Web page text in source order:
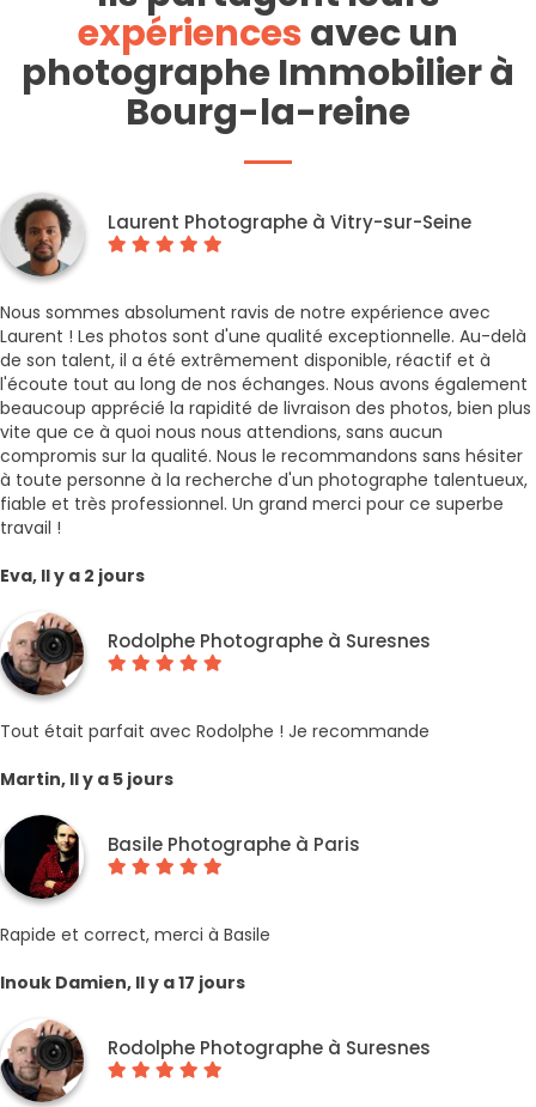
expériencesavec un
photographe Immobilier à
Bourg-la-reine
Laurent Photographe à Vitry-sur-Seine
Nous sommes absolument ravis de notre expérience avec
Laurent ! Les photos sont d'une qualité exceptionnelle. Au-delà
de son talent, il a été extrêmement disponible, réactif et à
l'écoute tout au long de nos échanges. Nous avons également
beaucoup apprécié la rapidité de livraison des photos, bien plus
vite que ce à quoi nous nous attendions, sans aucun
compromis sur la qualité. Nous le recommandons sans hésiter
à toute personne à la recherche d'un photographe talentueux,
fiable et très professionnel. Un grand merci pour ce superbe
travail !
Eva, Il y a 2 jours
Rodolphe Photographe à Suresnes
Tout était parfait avec Rodolphe ! Je recommande
Martin, Il y a 5 jours
Basile Photographe à Paris
Rapide et correct, merci à Basile
Inouk Damien, Il y a 17 jours
Rodolphe Photographe à Suresnes